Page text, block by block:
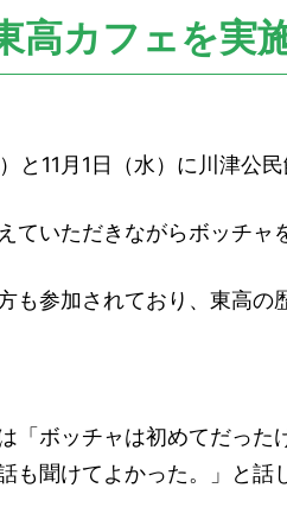
高カフェを実
と11月1日（水）に川津公
ていただきながらボッチャ
も参加されており、東高の
「ボッチャは初めてだっ
も聞けてよかった。」と話